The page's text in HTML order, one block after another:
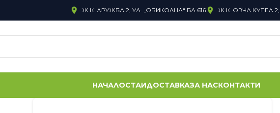
Ж.К. ДРУЖБА 2, УЛ. „ОБИКОЛНА“ БЛ.616 Ж.К. ОВЧА КУПЕЛ 2,
НАЧАЛОСТАИДОСТАВКАЗА НАСКОНТАКТИ